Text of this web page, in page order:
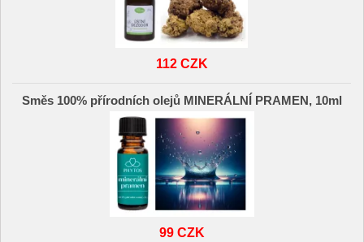
112 CZK
Směs 100% přírodních olejů MINERÁLNÍ PRAMEN, 10ml
99 CZK